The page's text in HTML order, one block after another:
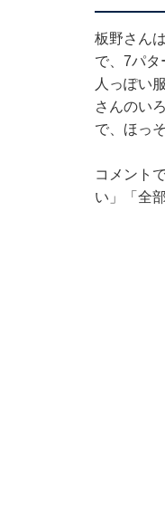
板野さん
で、7パタ
人っぽい
さんのい
で、ほっ
コメント
い」「全